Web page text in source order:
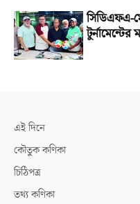
সিডিএফএ-
এই দিনে
কৌতুক কণিকা
চিঠিপত্র
তথ্য কণিকা